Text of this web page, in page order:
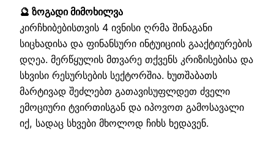
🔮 ზოგადი მიმოხილვა
კირჩხიბებისთვის 4 ივნისი ღრმა შინაგანი
სიცხადისა და ფინანსური ინტუიციის გააქტიურების
დღეა. მერწყულის მთვარე თქვენს კრიზისებისა და
სხვისი რესურსების სექტორშია. ხუთშაბათს
მარტივად შეძლებთ გათავისუფლდეთ ძველი
ემოციური ტვირთისგან და იპოვოთ გამოსავალი
იქ, სადაც სხვები მხოლოდ ჩიხს ხედავენ.